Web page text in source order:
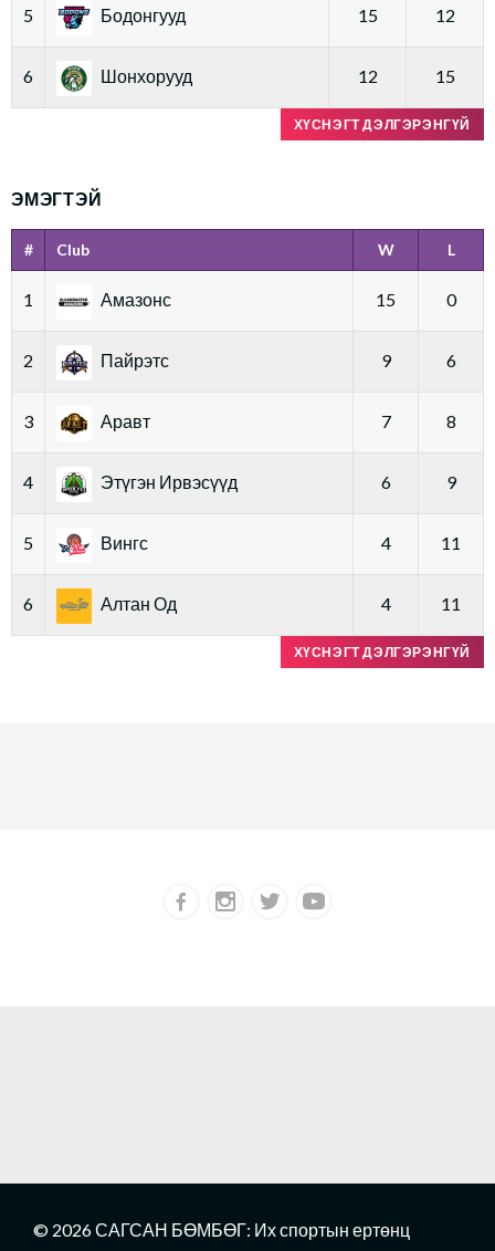
5 Бодонгууд 15 12
6 Шонхорууд 12 15
ХҮСНЭГТ ДЭЛГЭРЭНГҮЙ
ЭМЭГТЭЙ
# Club W L
1 Амазонс 15 0
2 Пайрэтс 9 6
3 Аравт 7 8
4 Этүгэн Ирвэсүүд 6 9
5 Вингс 4 11
6 Алтан Од 4 11
ХҮСНЭГТ ДЭЛГЭРЭНГҮЙ
© 2026 САГСАН БӨМБӨГ: Их спортын ертөнц